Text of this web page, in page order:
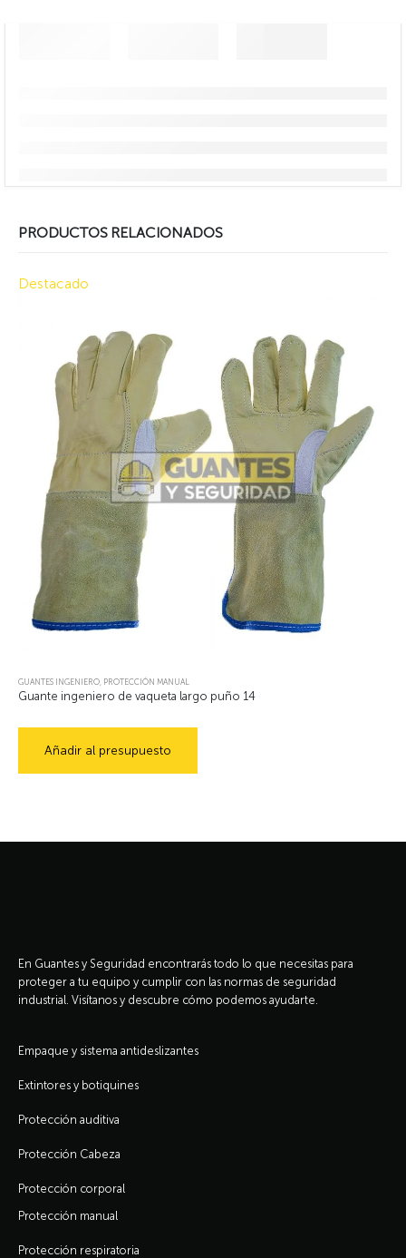
PRODUCTOS RELACIONADOS
Destacado
GUANTES INGENIERO, PROTECCIÓN MANUAL
Guante ingeniero de vaqueta largo puño 14
Añadir al presupuesto
En Guantes y Seguridad encontrarás todo lo que necesitas para
proteger a tu equipo y cumplir con las normas de seguridad
industrial. Visítanos y descubre cómo podemos ayudarte.
Empaque y sistema antideslizantes
Extintores y botiquines
Protección auditiva
Protección Cabeza
Protección corporal
Protección manual
Protección respiratoria